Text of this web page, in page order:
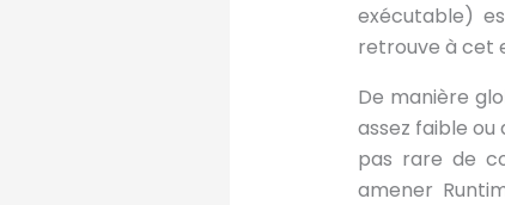
exécutable)
retrouve à cet
De manière
assez faible ou
pas rare de
amener